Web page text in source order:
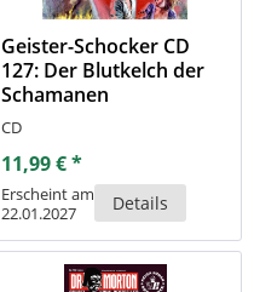
Geister-Schocker CD
127: Der Blutkelch der
Schamanen
CD
11,99 € *
Erscheint am
22.01.2027
Details